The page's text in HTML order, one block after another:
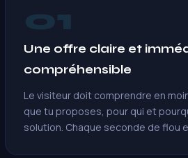
01
Une offre claire et
compréhensible
Le visiteur doit comprendre en
que tu proposes, pour qui et
solution. Chaque seconde de flou